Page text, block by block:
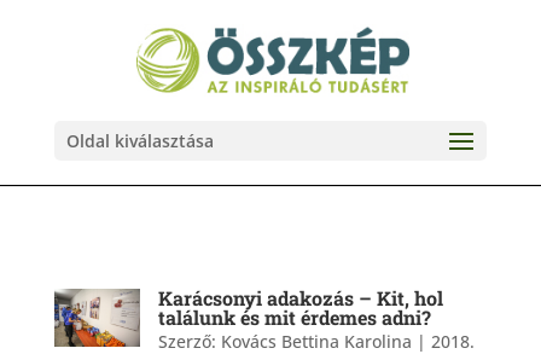
Oldal kiválasztása
Karácsonyi adakozás – Kit, hol
találunk és mit érdemes adni?
Szerző: Kovács Bettina Karolina | 2018.